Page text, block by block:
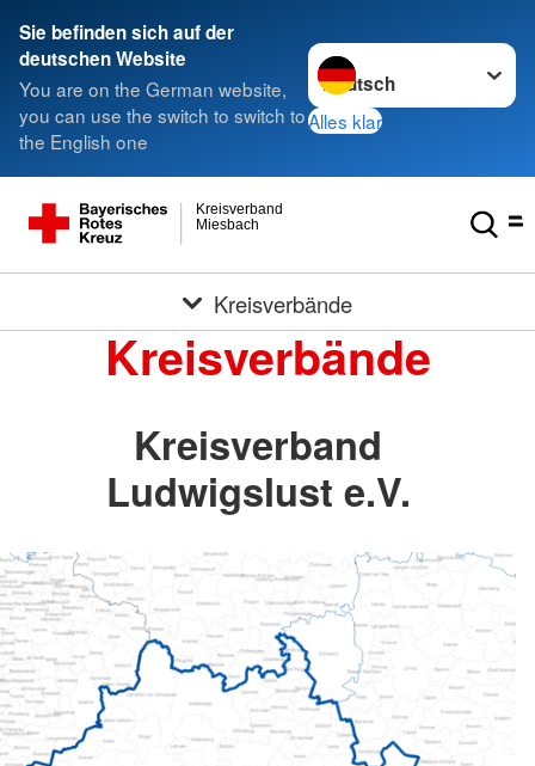
Sie befinden sich auf der
deutschen Website
You are on the German website,
you can use the switch to switch to
the English one
Sprache wechseln zu
Alles klar
Miesbach
Kreisverband
Kreisverbände
Kreisverbände
Kreisverband
Ludwigslust e.V.